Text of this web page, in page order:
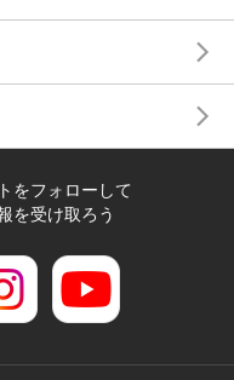
をフォローして
を受け取ろう